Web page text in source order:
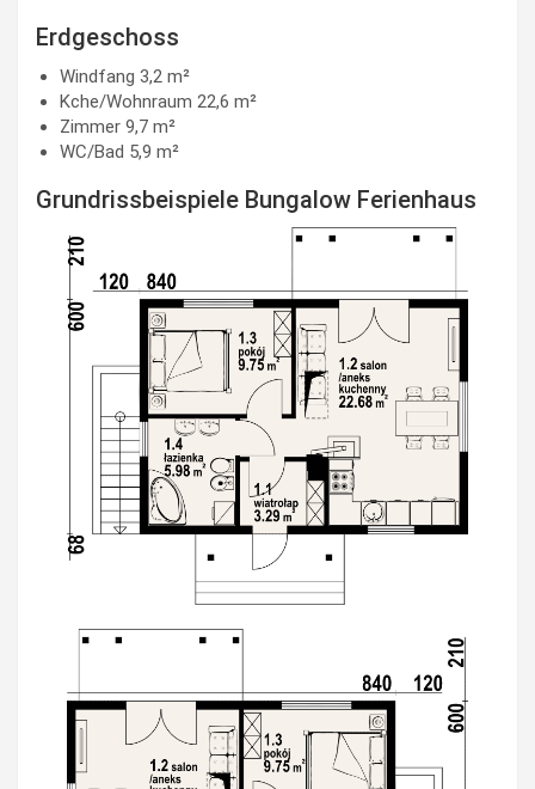
Erdgeschoss
Windfang 3,2 m²
Kche/Wohnraum 22,6 m²
Zimmer 9,7 m²
WC/Bad 5,9 m²
Grundrissbeispiele Bungalow Ferienhaus